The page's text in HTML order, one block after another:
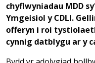
chyflwyniadau MDD
Ymgeisiol y CDLl.
offeryn i roi
cynnig datblygu ar y